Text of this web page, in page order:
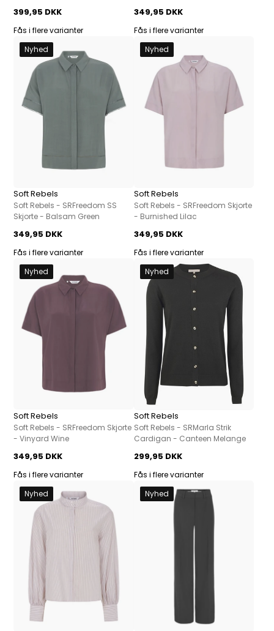
399,95 DKK
Fås i flere varianter
349,95 DKK
Fås i flere varianter
Nyhed
Soft Rebels
Soft Rebels - SRFreedom SS
Skjorte - Balsam Green
349,95 DKK
Fås i flere varianter
Nyhed
Soft Rebels
Soft Rebels - SRFreedom Skjorte
- Burnished Lilac
349,95 DKK
Fås i flere varianter
Nyhed
Soft Rebels
Soft Rebels - SRFreedom Skjorte
- Vinyard Wine
349,95 DKK
Fås i flere varianter
Nyhed
Soft Rebels
Soft Rebels - SRMarla Strik
Cardigan - Canteen Melange
299,95 DKK
Fås i flere varianter
Nyhed
Nyhed